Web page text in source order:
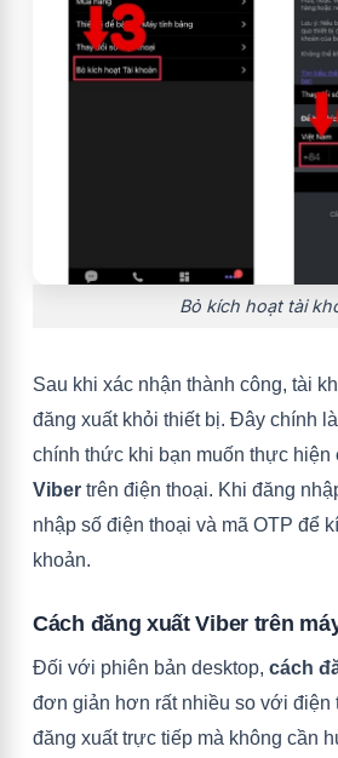
Bỏ kích hoạt tài
Sau khi xác nhận thành công, tài
đăng xuất khỏi thiết bị. Đây chính
chính thức khi bạn muốn thực hiện
Viber trên điện thoại. Khi đăng
nhập số điện thoại và mã OTP để
khoản.
Cách đăng xuất Viber trên
Đối với phiên bản desktop, cách
đơn giản hơn rất nhiều so với điện
đăng xuất trực tiếp mà không cần